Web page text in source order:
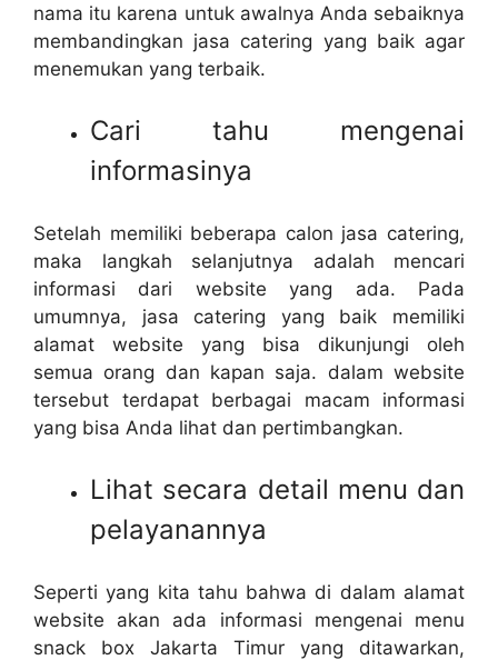
nama itu karena untuk awalnya Anda sebaiknya
membandingkan jasa catering yang baik agar
menemukan yang terbaik.
Cari tahu mengenai
informasinya
Setelah memiliki beberapa calon jasa catering,
maka langkah selanjutnya adalah mencari
informasi dari website yang ada. Pada
umumnya, jasa catering yang baik memiliki
alamat website yang bisa dikunjungi oleh
semua orang dan kapan saja. dalam website
tersebut terdapat berbagai macam informasi
yang bisa Anda lihat dan pertimbangkan.
Lihat secara detail menu dan
pelayanannya
Seperti yang kita tahu bahwa di dalam alamat
website akan ada informasi mengenai menu
snack box Jakarta Timur yang ditawarkan,